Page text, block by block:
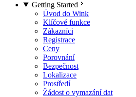
Getting Started
Úvod do Wink
Klíčové funkce
Zákazníci
Registrace
Ceny
Porovnání
Bezpečnost
Lokalizace
Prostředí
Žádost o vymazání dat